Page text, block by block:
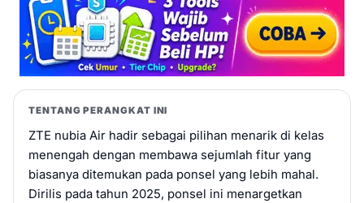
TENTANG PERANGKAT INI
ZTE nubia Air hadir sebagai pilihan menarik di kelas
menengah dengan membawa sejumlah fitur yang
biasanya ditemukan pada ponsel yang lebih mahal.
Dirilis pada tahun 2025, ponsel ini menargetkan